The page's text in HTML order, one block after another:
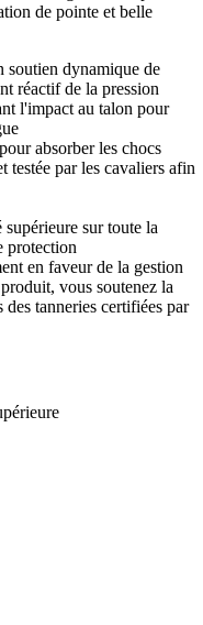
de pointe et belle
dynamique de
réactif de la pression
l'impact au talon pour
absorber les chocs
par les cavaliers afin
sur toute la
protection
en faveur de la gestion
vous soutenez la
tanneries certifiées par